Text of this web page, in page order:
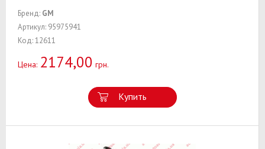
Бренд: GM
Артикул: 95975941
Код: 12611
Цена: 2174,00 грн.
Купить